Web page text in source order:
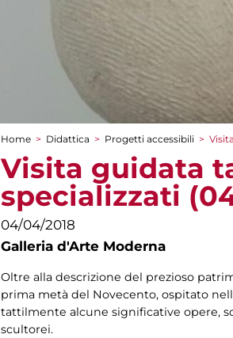
Tu sei qui
Home > Didattica > Progetti accessibili >
Visita guidata
specializzati
04/04/2018
Galleria d'Arte Moderna
Oltre alla descrizione del prezioso
prima metà del Novecento, ospitato
tattilmente alcune significative opere,
scultorei.